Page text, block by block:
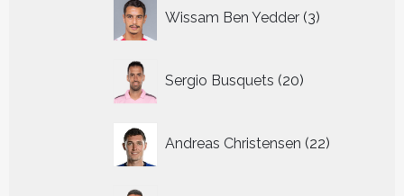
Wissam Ben Yedder 3
producten
Sergio Busquets 20
producten
Andreas Christensen 22
producten